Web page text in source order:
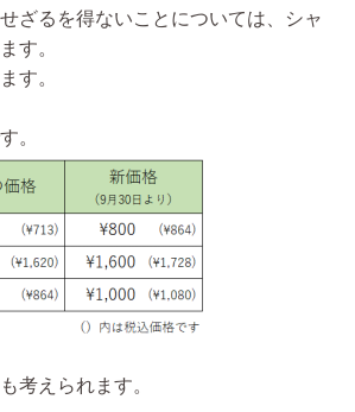
ざるを得ないことについては、シャ
す。
す。
。
考えられます。